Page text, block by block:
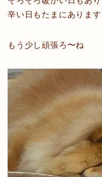
辛い日もたまにありま
もう少し頑張ろ〜ね